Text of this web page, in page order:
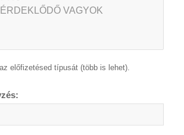
előfizetésed típusát (több is lehet).